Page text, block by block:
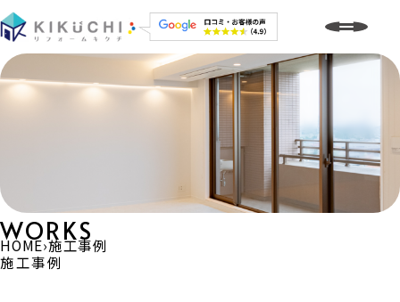
WORKS
施工事例
HOME›施工事例